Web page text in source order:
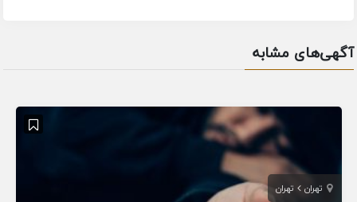
آگهی‌های مشابه
تهران تهران